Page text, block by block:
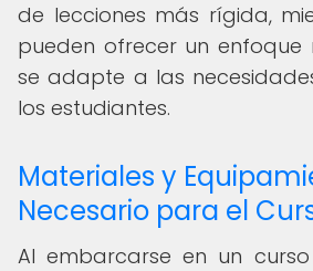
de lecciones más rígida,
pueden ofrecer un enfoque
se adapte a las
los estudiantes.
Materiales y
Necesario para el
Al embarcarse en un